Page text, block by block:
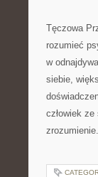
Tęczowa
rozumieć
w
siebie,
człowiek
zrozumienie.